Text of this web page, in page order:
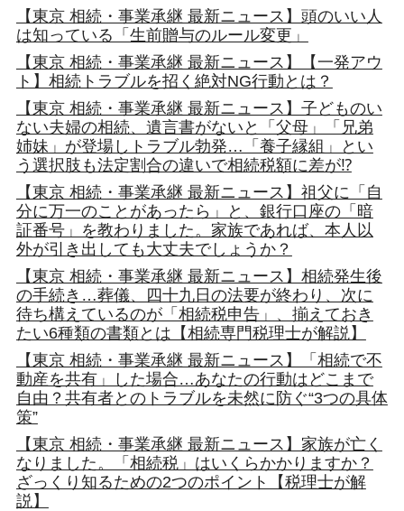
【東京 相続・事業承継 最新ニュース】頭のいい人
は知っている「生前贈与のルール変更」
【東京 相続・事業承継 最新ニュース】【一発アウ
ト】相続トラブルを招く絶対NG行動とは？
【東京 相続・事業承継 最新ニュース】子どものい
ない夫婦の相続、遺言書がないと「父母」「兄弟
姉妹」が登場しトラブル勃発…「養子縁組」とい
う選択肢も法定割合の違いで相続税額に差が⁉
【東京 相続・事業承継 最新ニュース】祖父に「自
分に万一のことがあったら」と、銀行口座の「暗
証番号」を教わりました。家族であれば、本人以
外が引き出しても大丈夫でしょうか？
【東京 相続・事業承継 最新ニュース】相続発生後
の手続き…葬儀、四十九日の法要が終わり、次に
待ち構えているのが「相続税申告」、揃えておき
たい6種類の書類とは【相続専門税理士が解説】
【東京 相続・事業承継 最新ニュース】「相続で不
動産を共有」した場合…あなたの行動はどこまで
自由？共有者とのトラブルを未然に防ぐ“3つの具体
策”
【東京 相続・事業承継 最新ニュース】家族が亡く
なりました。「相続税」はいくらかかりますか？
ざっくり知るための2つのポイント【税理士が解
説】